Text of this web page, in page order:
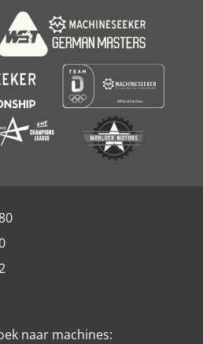
naar machines: